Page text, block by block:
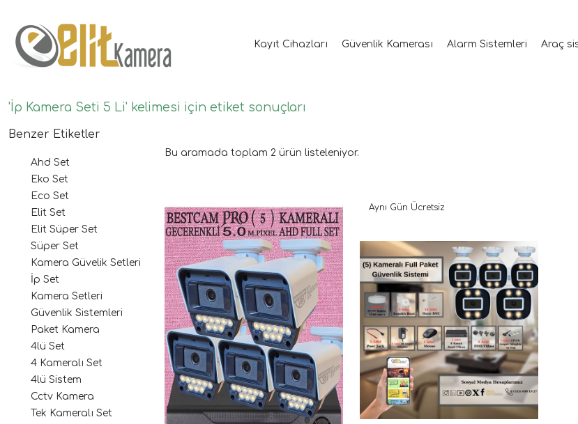
Kayıt Cihazları Güvenlik Kamerası Alarm Sistemleri Araç
'İp Kamera Seti 5 Li' kelimesi için etiket sonuçları
Benzer Etiketler
Ahd Set
Eko Set
Eco Set
Elit Set
Elit Süper Set
Süper Set
Kamera Güvelik Setleri
İp Set
Kamera Setleri
Güvenlik Sistemleri
Paket Kamera
4lü Set
4 Kameralı Set
4lü Sistem
Cctv Kamera
Tek Kameralı Set
Bu aramada toplam 2 ürün listeleniyor.
Aynı Gün Ücretsiz